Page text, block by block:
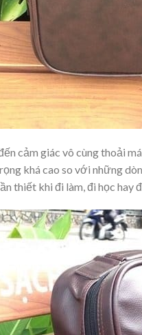
cảm giác vô cùng thoải
khá cao so với những
thiết khi đi làm, đi học hay